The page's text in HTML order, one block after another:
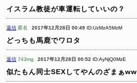
イスラム教徒が車運転していいの？
返信 匿名 2017年12月28日 00:49 ID:UzMzA5MzM
どっちも馬鹿でワロタ
返信 743mg 2017年12月28日 00:52 ID:AyNjQ0MzE
似たもん同士SEXしてやんのざまぁww